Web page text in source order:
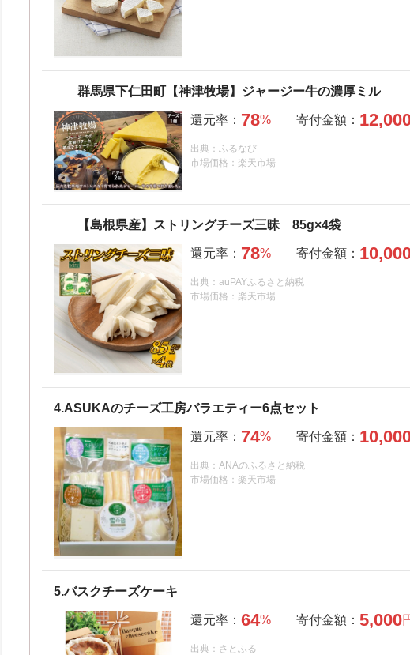
群馬県下仁田町【神津牧場】ジャージー牛の濃厚ミル
78
出典：ふるなび
市場価格：楽天市場
【島根県産】ストリングチーズ三昧 85g×4袋
78
出典：auPAYふるさと納税
市場価格：楽天市場
4.ASUKAのチーズ工房バラエティー6点セット
74
出典：ANAのふるさと納税
市場価格：楽天市場
5.バスクチーズケーキ
64 5,000
出典：さとふる